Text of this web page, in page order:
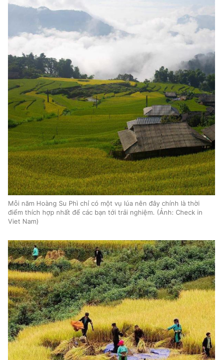
Mỗi năm Hoàng Su Phì chỉ có một vụ lúa nên đây chính là thời
điểm thích hợp nhất để các bạn tới trải nghiệm. (Ảnh: Check in
Viet Nam)